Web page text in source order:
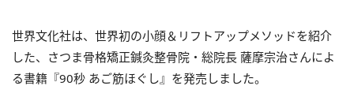
世界文化社は、世界初の小顔＆リフトアップメソッドを紹介
した、さつま骨格矯正鍼灸整骨院・総院長 薩摩宗治さんによ
る書籍『90秒 あご筋ほぐし』を発売しました。